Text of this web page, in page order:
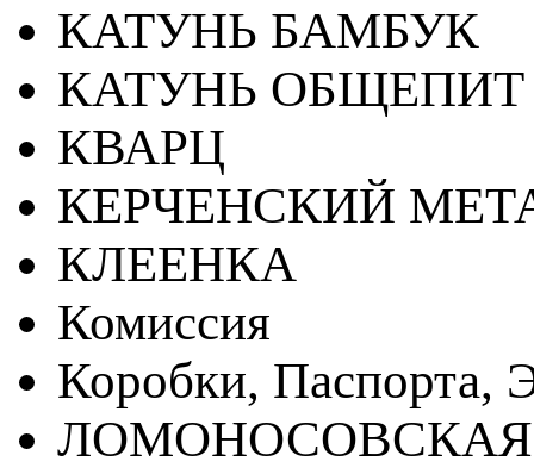
КАТУНЬ БАМБУК
КАТУНЬ ОБЩЕПИТ
КВАРЦ
КЕРЧЕНСКИЙ
КЛЕЕНКА
Комиссия
Коробки, Паспорта,